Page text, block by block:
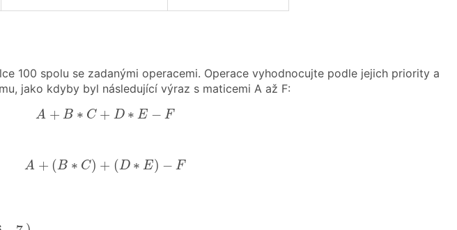
100 spolu se zadanými operacemi. Operace vyhodnocujte podle jejich priority a
jako kdyby byl následující výraz s maticemi A až F:
A + B ∗ C + D ∗ E − F
A+ ∗C + D∗ −F
A + (B ∗ C) + (D ∗ E) − F
A +( B ∗C + (D∗ E )−F